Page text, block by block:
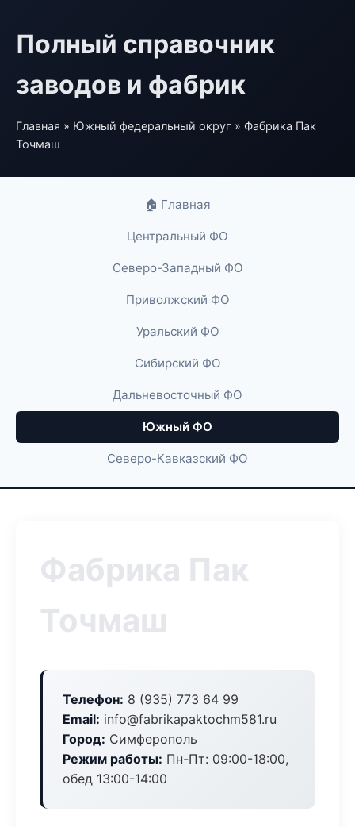
Полный справочник
заводов и фабрик
Главная » Южный федеральный округ » Фабрика Пак
Точмаш
🏠 Главная
Центральный ФО
Северо-Западный ФО
Приволжский ФО
Уральский ФО
Сибирский ФО
Дальневосточный ФО
Южный ФО
Северо-Кавказский ФО
Фабрика Пак
Точмаш
Телефон: 8 (935) 773 64 99
Email: info@fabrikapaktochm581.ru
Город: Симферополь
Режим работы: Пн-Пт: 09:00-18:00,
обед 13:00-14:00